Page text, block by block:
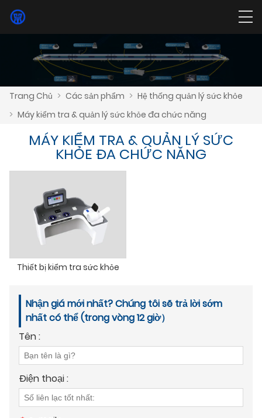
Trang Chủ > Các sản phẩm > Hệ thống quản lý sức khỏe
> Máy kiểm tra & quản lý sức khỏe đa chức năng
MÁY KIỂM TRA & QUẢN LÝ SỨC
KHỎE ĐA CHỨC NĂNG
Thiết bị kiểm tra sức khỏe
Nhận giá mới nhất? Chúng tôi sẽ trả lời sớm
nhất có thể (trong vòng 12 giờ）
Tên :
Điện thoại :